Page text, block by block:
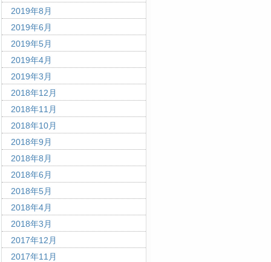
2019年8月
2019年6月
2019年5月
2019年4月
2019年3月
2018年12月
2018年11月
2018年10月
2018年9月
2018年8月
2018年6月
2018年5月
2018年4月
2018年3月
2017年12月
2017年11月